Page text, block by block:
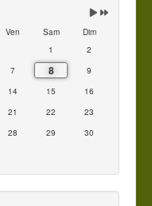
Ven Sam
Dim
1
2
7 8
9
14 15
16
21 22
23
28 29
30